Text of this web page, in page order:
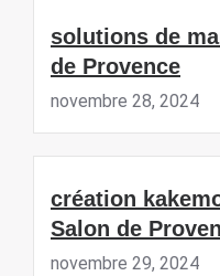
solutions de
de Provence
novembre 28, 2024
création
Salon de
novembre 29, 2024